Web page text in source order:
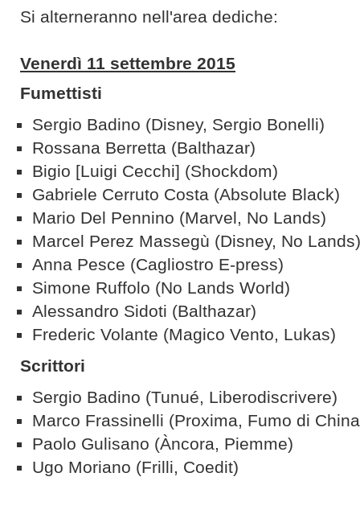
Si alterneranno nell'area dediche:
Venerdì 11 settembre 2015
Fumettisti
Sergio Badino (Disney, Sergio Bonelli)
Rossana Berretta (Balthazar)
Bigio [Luigi Cecchi] (Shockdom)
Gabriele Cerruto Costa (Absolute Black)
Mario Del Pennino (Marvel, No Lands)
Marcel Perez Massegù (Disney, No Lands)
Anna Pesce (Cagliostro E-press)
Simone Ruffolo (No Lands World)
Alessandro Sidoti (Balthazar)
Frederic Volante (Magico Vento, Lukas)
Scrittori
Sergio Badino (Tunué, Liberodiscrivere)
Marco Frassinelli (Proxima, Fumo di
Paolo Gulisano (Àncora, Piemme)
Ugo Moriano (Frilli, Coedit)